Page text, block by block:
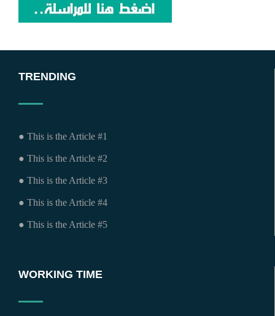
TRENDING
● This is the Article #1
● This is the Article #2
● This is the Article #3
● This is the Article #4
● This is the Article #5
WORKING TIME